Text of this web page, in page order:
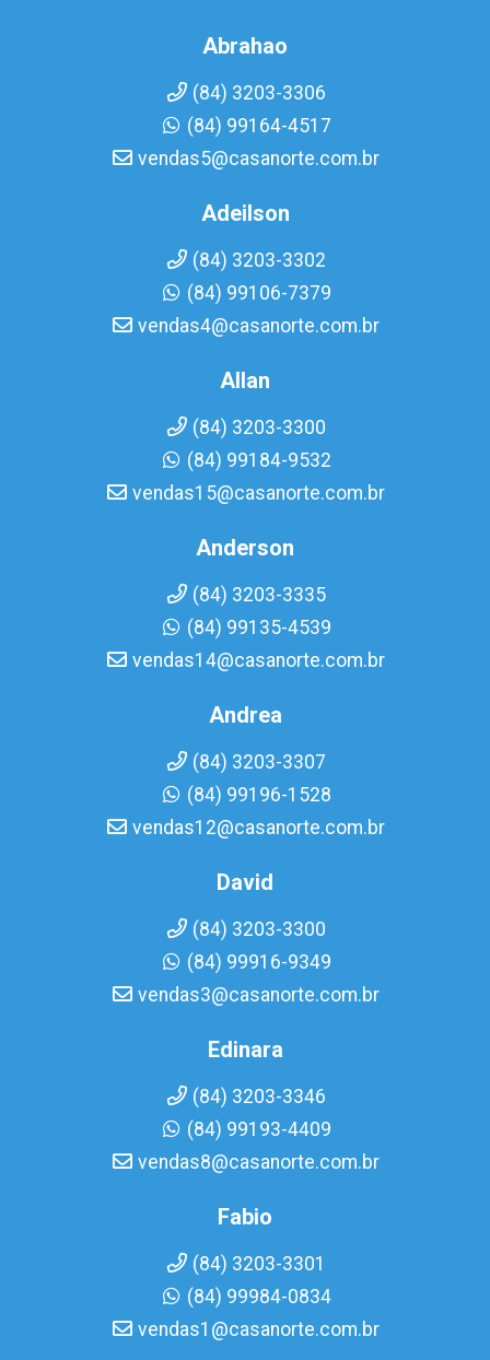
Abrahao
(84) 3203-3306
(84) 99164-4517
vendas5@casanorte.com.br
Adeilson
(84) 3203-3302
(84) 99106-7379
vendas4@casanorte.com.br
Allan
(84) 3203-3300
(84) 99184-9532
vendas15@casanorte.com.br
Anderson
(84) 3203-3335
(84) 99135-4539
vendas14@casanorte.com.br
Andrea
(84) 3203-3307
(84) 99196-1528
vendas12@casanorte.com.br
David
(84) 3203-3300
(84) 99916-9349
vendas3@casanorte.com.br
Edinara
(84) 3203-3346
(84) 99193-4409
vendas8@casanorte.com.br
Fabio
(84) 3203-3301
(84) 99984-0834
vendas1@casanorte.com.br